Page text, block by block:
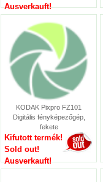
Ausverkauft!
KODAK Pixpro FZ101
Digitális fényképezőgép,
fekete
Kifutott termék!
Sold out!
Ausverkauft!